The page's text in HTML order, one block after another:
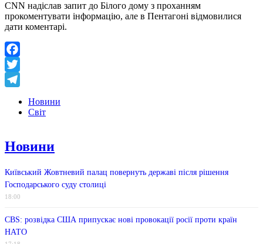
CNN надіслав запит до Білого дому з проханням
прокоментувати інформацію, але в Пентагоні відмовилися
дати коментарі.
Facebook
Twitter
Новини
Світ
Новини
Київський Жовтневий палац повернуть державі після рішення
Господарського суду столиці
18:00
CBS: розвідка США припускає нові провокації росії проти країн
НАТО